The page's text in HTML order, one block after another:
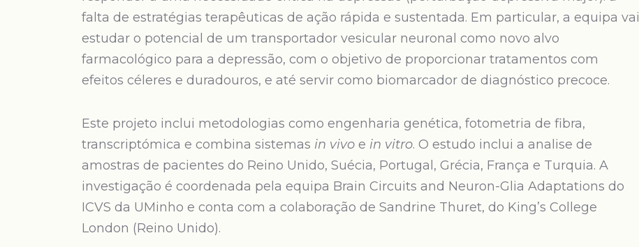
falta de estratégias terapêuticas de ação rápida e sustentada. Em particular, a equipa vai
estudar o potencial de um transportador vesicular neuronal como novo alvo
farmacológico para a depressão, com o objetivo de proporcionar tratamentos com
efeitos céleres e duradouros, e até servir como biomarcador de diagnóstico precoce.
Este projeto inclui metodologias como engenharia genética, fotometria de fibra,
transcriptómica e combina sistemas in vivo e in vitro. O estudo inclui a analise de
amostras de pacientes do Reino Unido, Suécia, Portugal, Grécia, França e Turquia. A
investigação é coordenada pela equipa Brain Circuits and Neuron-Glia Adaptations do
ICVS da UMinho e conta com a colaboração de Sandrine Thuret, do King’s College
London (Reino Unido).